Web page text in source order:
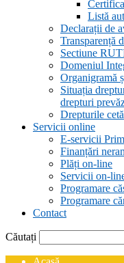
Listă
Declarații de
Transparență
Sectiune
Domeniul
Organigramă
Situația
drepturi
Drepturile
Servicii online
E-servicii
Finanțări
Plăți on-line
Servicii on-
Programare
Programare
Contact
Căutați